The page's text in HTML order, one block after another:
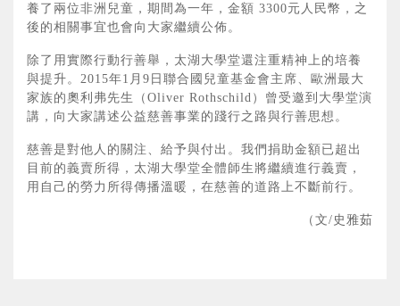
養了兩位非洲兒童，期間為一年，金額 3300元人民幣，之
後的相關事宜也會向大家繼續公佈。
除了用實際行動行善舉，太湖大學堂還注重精神上的培養
與提升。2015年1月9日聯合國兒童基金會主席、歐洲最大
家族的奧利弗先生（Oliver Rothschild）曾受邀到大學堂演
講，向大家講述公益慈善事業的踐行之路與行善思想。
慈善是對他人的關注、給予與付出。我們捐助金額已超出
目前的義賣所得，太湖大學堂全體師生將繼續進行義賣，
用自己的勞力所得傳播溫暖，在慈善的道路上不斷前行。
（文/史雅茹